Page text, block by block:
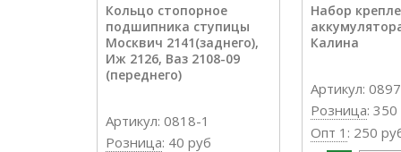
Кольцо стопорное
подшипника ступицы
Москвич 2141(заднего),
Иж 2126, Ваз 2108-09
(переднего)
Артикул: 0818-1
Розница: 40 руб
Набор
Калина
Артикул: 0897
Розница:
Опт 1 : 250